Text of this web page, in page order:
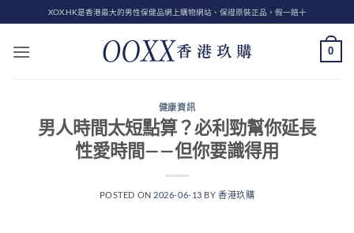
to
content
XOX.HK是香港最大的男性保健品網上購物網站、保證原裝正品，假一賠十
0
健康資訊
男人時間太短點算？必利勁幫你延長
性愛時間——但你要識得用
POSTED ON 2026-06-13 BY香港玖購